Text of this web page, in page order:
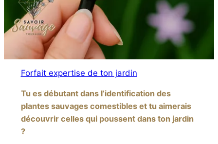
Forfait expertise de ton jardin
Tu es débutant dans l’identification des
plantes sauvages comestibles et tu aimerais
découvrir celles qui poussent dans ton jardin
?